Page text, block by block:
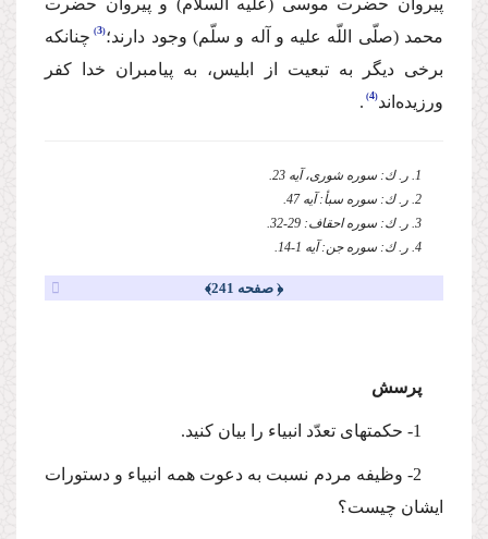
پیروان حضرت موسى (علیه السلام) و پیروان حضرت
محمد (صلّى اللّه علیه و آله و سلّم) وجود دارند؛ 3
چنانكه
برخى دیگر به تبعیت از ابلیس، به پیامبران خدا كفر
ورزیده‌اند 4
.
1. ر. ك: سوره شورى، آیه 23.
2. ر. ك: سوره سبأ: آیه 47.
3. ر. ك: سوره احقاف: 29-32.
4. ر. ك: سوره جن: آیه 1-14.
﴿ صفحه 241﴾
پرسش
1- حكمتهاى تعدّد انبیاء را بیان كنید.
2- وظیفه مردم نسبت به دعوت همه انبیاء و دستورات
ایشان چیست؟